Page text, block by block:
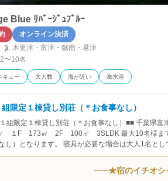
Blue ﾘﾊﾞｰｼﾞｭﾌﾞﾙｰ
オンライン決済
木更津・ 富津・ 鋸南・ 君津
2〜10名
キュー 大人数 海が近い 海水浴
組限定１棟貸し別荘（＊お食事なし）
組限定１棟貸し別荘（＊お食事なし）■■ 千葉県富
１F 173㎡ 2F 100㎡ 3SLDK 最大10名様まで
なし）となります。 寝具が必要な場合は大人1名と
てご予約下さい。 （＊4歳以上は大人（寝具有り
半島、三浦半島を一望できるロケーション 富士山
める夕日 夜は満天の星空と波音 四季折々の色を放つ
★宿のイチオシ